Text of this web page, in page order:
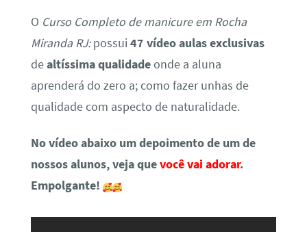
O Curso Completo de manicure em Rocha
Miranda RJ:possui 47 vídeo aulas exclusivas
dealtíssima qualidadeonde a aluna
aprenderá do zero a; como fazer unhas de
qualidade com aspecto de naturalidade.
No vídeo abaixo um depoimento de um de
nossos alunos, veja quevocê vai adorar.
Empolgante!